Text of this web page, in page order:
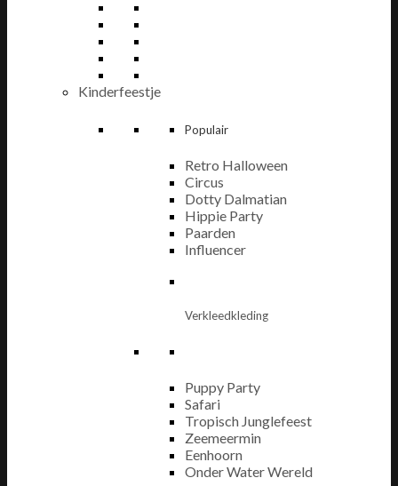
Kinderfeestje
Populair
Retro Halloween
Circus
Dotty Dalmatian
Hippie Party
Paarden
Influencer
Verkleedkleding
Puppy Party
Safari
Tropisch Junglefeest
Zeemeermin
Eenhoorn
Onder Water Wereld